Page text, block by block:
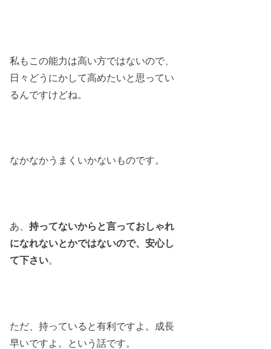
私もこの能力は高い方ではないので、
日々どうにかして高めたいと思ってい
るんですけどね。
なかなかうまくいかないものです。
あ、持ってないからと言っておしゃれ
になれないとかではないので、安心し
て下さい。
ただ、持っていると有利ですよ。成長
早いですよ。という話です。